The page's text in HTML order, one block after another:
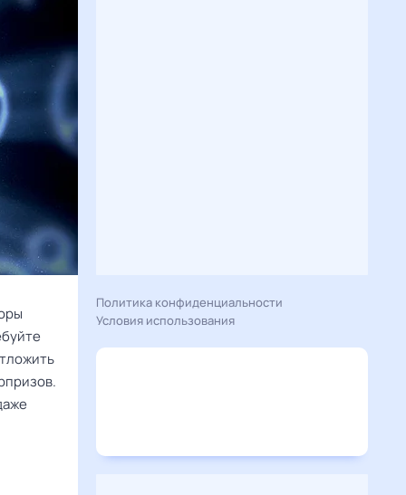
Политика конфиденциальности
Условия использования